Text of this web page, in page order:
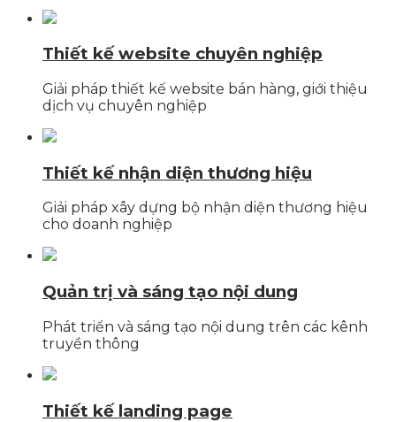
Thiết kế website chuyên nghiệp
Giải pháp thiết kế website bán hàng, giới thiệu
dịch vụ chuyên nghiệp
Thiết kế nhận diện thương hiệu
Giải pháp xây dựng bộ nhận diện thương hiệu
cho doanh nghiệp
Quản trị và sáng tạo nội dung
Phát triển và sáng tạo nội dung trên các kênh
truyền thông
Thiết kế landing page